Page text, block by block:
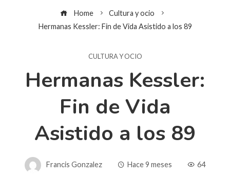
Home
Cultura y ocio
Hermanas Kessler: Fin de Vida Asistido a los 89
CULTURA Y OCIO
Hermanas Kessler:
Fin de Vida
Asistido a los 89
Francis Gonzalez Hace 9 meses 64